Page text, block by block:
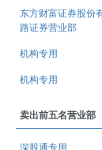
东方财富证券股份
路证券营业部
机构专用
机构专用
卖出前五名营业部
深股通专用